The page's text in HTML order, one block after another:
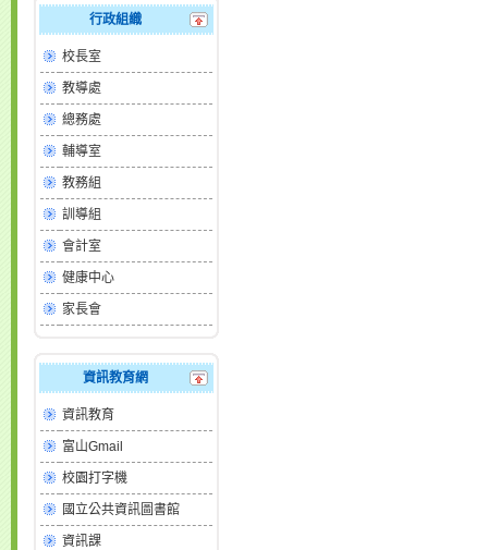
行政組織
校長室
教導處
總務處
輔導室
教務組
訓導組
會計室
健康中心
家長會
資訊教育網
資訊教育
富山Gmail
校園打字機
國立公共資訊圖書館
資訊課